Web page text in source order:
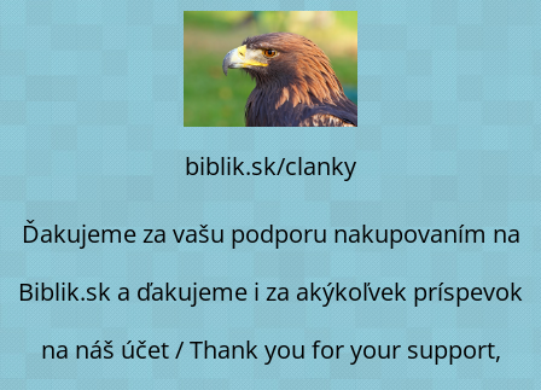
biblik.sk/clanky
Ďakujeme za vašu podporu nakupovaním na
Biblik.sk a ďakujeme i za akýkoľvek príspevok
na náš účet / Thank you for your support,